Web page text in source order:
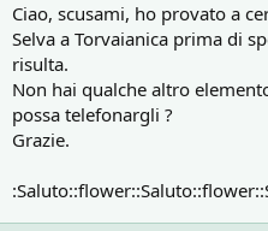
Ciao, scusami, ho provato a
Selva a Torvaianica prima di
risulta.
Non hai qualche altro
possa telefonargli ?
Grazie.